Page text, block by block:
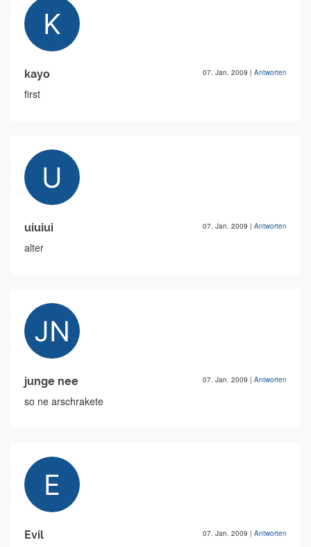
kayo 07. Jan. 2009 | Antworten
first
uiuiui 07. Jan. 2009 | Antworten
alter
junge nee 07. Jan. 2009 | Antworten
so ne arschrakete
Evil 07. Jan. 2009 | Antworten